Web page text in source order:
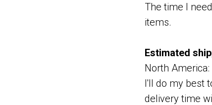
The time I
items.
Estimated
North
I'll do my best
delivery time